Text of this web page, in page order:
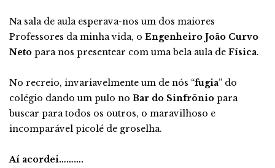
Na sala de aula esperava-nos um dos maiores
Professores da minha vida, o Engenheiro João Curvo
Neto para nos presentear com uma bela aula de Física.
No recreio, invariavelmente um de nós “fugia” do
colégio dando um pulo no Bar do Sinfrônio para
buscar para todos os outros, o maravilhoso e
incomparável picolé de groselha.
Aí acordei……….